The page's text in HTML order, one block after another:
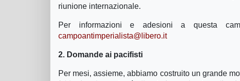
riunione internazionale.
Per informazioni e adesioni a questa
campoantimperialista@libero.it
2. Domande ai pacifisti
Per mesi, assieme, abbiamo costruito un grande